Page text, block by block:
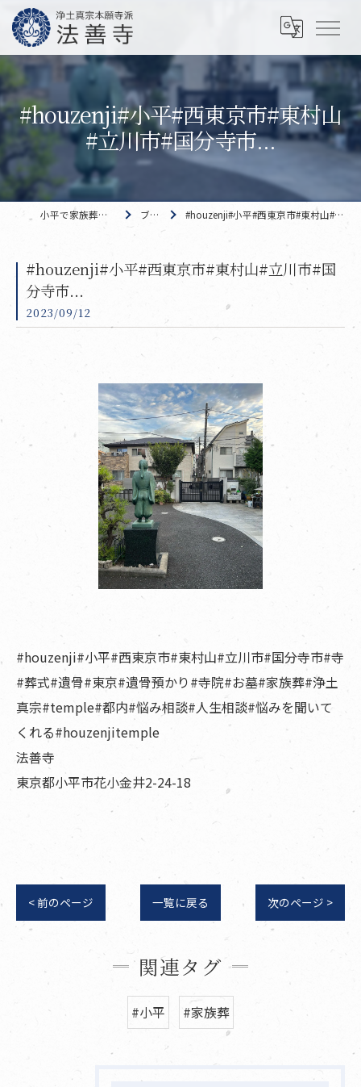
#houzenji#小平#西東京市#東村山
#立川市#国分寺市...
小平で家族葬なら 法善寺 ブログ #houzenji#小平#西東京市#東村山#立川市#国分寺市...
#houzenji#小平#西東京市#東村山#立川市#国
分寺市...
2023/09/12
#houzenji#小平#西東京市#東村山#立川市#国分寺市#寺
#葬式#遺骨#東京#遺骨預かり#寺院#お墓#家族葬#浄土
真宗#temple#都内#悩み相談#人生相談#悩みを聞いて
くれる#houzenjitemple
法善寺
東京都小平市花小金井2-24-18
< 前のページ 一覧に戻る 次のページ >
関連タグ
#小平 #家族葬